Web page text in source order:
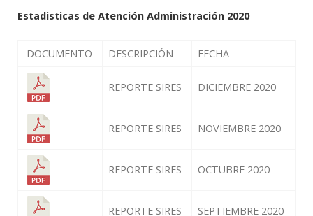
Estadisticas de Atención Administración 2020
DOCUMENTO DESCRIPCIÓN FECHA
REPORTE SIRES DICIEMBRE 2020
REPORTE SIRES NOVIEMBRE 2020
REPORTE SIRES OCTUBRE 2020
REPORTE SIRES SEPTIEMBRE 2020